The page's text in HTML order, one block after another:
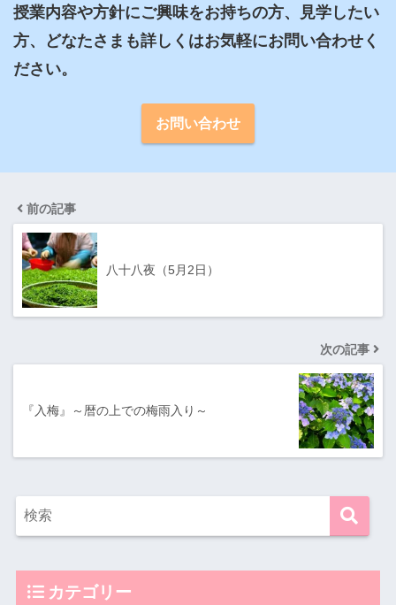
授業内容や方針にご興味をお持ちの方、見学したい
方、どなたさまも詳しくはお気軽にお問い合わせく
ださい。
お問い合わせ
前の記事
八十八夜（5月2日）
次の記事
『入梅』～暦の上での梅雨入り～
カテゴリー